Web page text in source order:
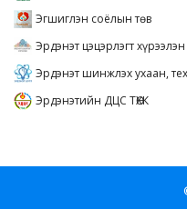
Эгшиглэн соёлын төв
Эрдэнэт цэцэрлэгт
Эрдэнэт шинжлэх ухаан,
Эрдэнэтийн ДЦС ТӨХК